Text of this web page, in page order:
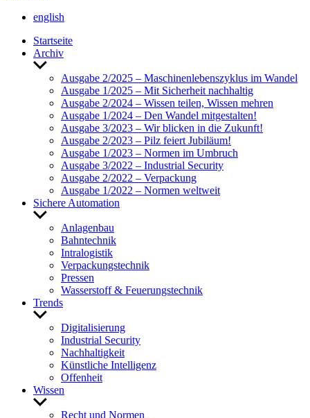
english
Start­seite
Archiv
Untermenü
anzeigenAusgabe 2/2025 – Maschi­nen­le­bens­zy­klus im Wandel
Ausgabe 1/2025 – Mit Sicher­heit nach­haltig
Ausgabe 2/2024 – Wissen teilen, Wissen mehren
Ausgabe 1/2024 – Den Wandel mitge­stalten!
Ausgabe 3/2023 – Wir blicken in die Zukunft!
Ausgabe 2/2023 – Pilz feiert Jubi­läum!
Ausgabe 1/2023 – Normen im Umbruch
Ausgabe 3/2022 – Indus­trial Security
Ausgabe 2/2022 – Verpa­ckung
Ausgabe 1/2022 – Normen welt­weit
Sichere Auto­ma­tion
Untermenü
anzeigenAnla­genbau
Bahn­technik
Intra­lo­gistik
Verpa­ckungs­technik
Pressen
Wasser­stoff & Feue­rungs­technik
Trends
Untermenü
anzeigenDigi­ta­li­sie­rung
Indus­trial Security
Nach­hal­tig­keit
Künst­liche Intel­li­genz
Offen­heit
Wissen
Untermenü
anzeigenRecht und Normen